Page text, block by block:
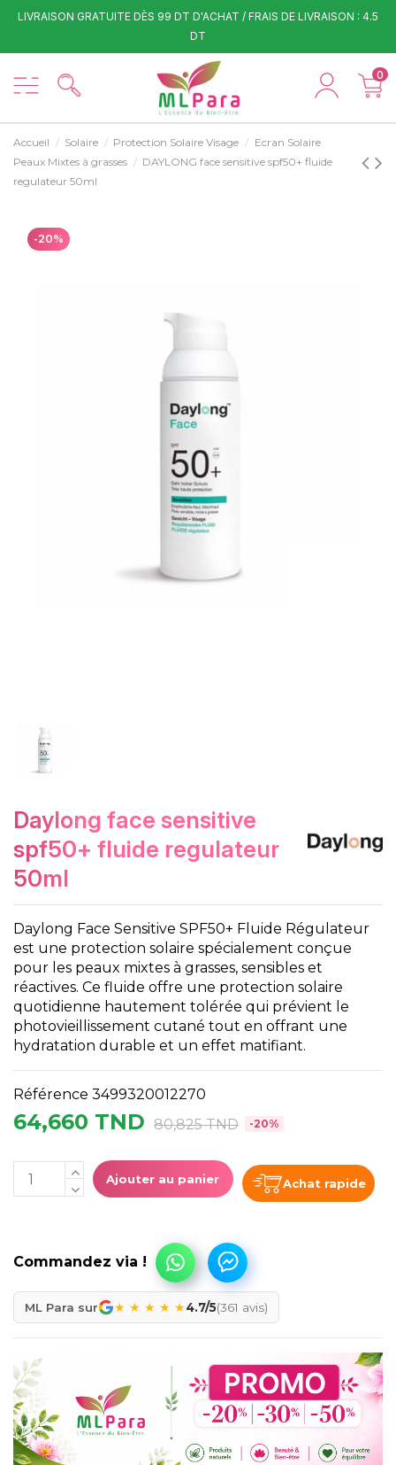
LIVRAISON GRATUITE DÈS 99 DT D'ACHAT / FRAIS DE LIVRAISON : 4.5
DT
0
Accueil Solaire Protection Solaire Visage
Ecran Solaire
Peaux Mixtes à grasses
DAYLONG face sensitive spf50+ fluide
regulateur 50ml
-20%
daylong face sensitive
spf50+ fluide regulateur
50ml
Daylong Face Sensitive SPF50+ Fluide Régulateur
est une protection solaire spécialement conçue
pour les peaux mixtes à grasses, sensibles et
réactives. Ce fluide offre une protection solaire
quotidienne hautement tolérée qui prévient le
photovieillissement cutané tout en offrant une
hydratation durable et un effet matifiant.
Référence 3499320012270
64,660 TND 80,825 TND -20%
Ajouter au panier Achat rapide
ML Para sur ★ ★ ★ ★ ★4.7/5(361 avis)